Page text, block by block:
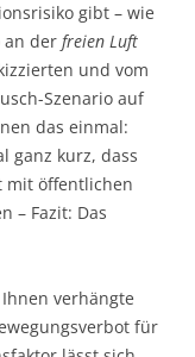
gibt – wie
an der freien Luft
und vom
Szenario auf
das einmal:
ganz kurz, dass
mit öffentlichen
– Fazit: Das
verhängte
für